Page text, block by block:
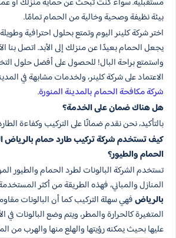
بيئة نظيفة وصحية وخالية من الحمام تمامًا.
اختر شركة كلينر اليوم وتمتع بحلول احترافية
يجعل الحمام بعيدًا عن منزلك إلى الأبد. اتصل بنا
واستمتع براحة البال! للحصول على أفضل حلول
الاعتماد على شركة كلينر، ولخدمات مشابهة في
شركة مكافحة الحمام بالمدينة المنورة.
هل هناك ضمان على الخدمة؟
بالتأكيد، نحن نقدم ضمانًا على التركيب وكفاءة
كيف تستخدم شركة تركيب طارد حمام بالرياض
الحمام والطيور؟
تستخدم الشركة البالونات لطرد الحمام والطيور
المنازل والمباني، فهذه الطريقة من أكثر
بالرياضفهي سهلة التركيب كما أن البالونات
المتغيرة كالحرارة والمطر، ويتم وضع البالونات في
عليها بحيث يمكنه رؤيتها والهلع منها والهرب من